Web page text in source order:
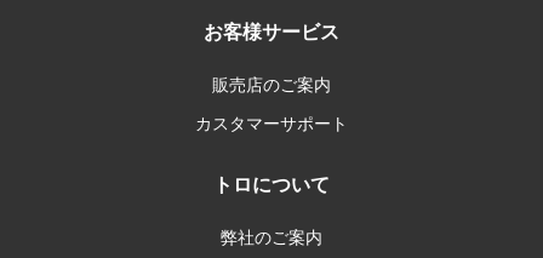
お客様サービス
販売店のご案内
カスタマーサポート
トロについて
弊社のご案内